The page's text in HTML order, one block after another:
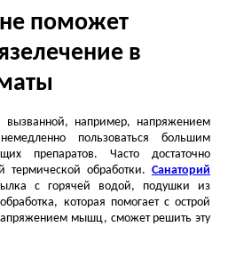
поможет
в
вызванной, например, напряжением
пользоваться большим
препаратов. Часто достаточно
термической обработки. Санаторий
с горячей водой, подушки из
которая помогает с острой
мышц, сможет решить эту